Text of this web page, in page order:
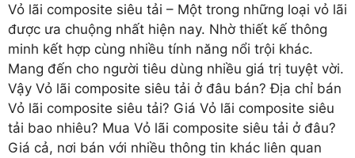
Vỏ lãi composite siêu tải – Một trong những loại vỏ lãi
được ưa chuộng nhất hiện nay. Nhờ thiết kế thông
minh kết hợp cùng nhiều tính năng nổi trội khác.
Mang đến cho người tiêu dùng nhiều giá trị tuyệt vời.
Vậy Vỏ lãi composite siêu tải ở đâu bán? Địa chỉ bán
Vỏ lãi composite siêu tải? Giá Vỏ lãi composite siêu
tải bao nhiêu? Mua Vỏ lãi composite siêu tải ở đâu?
Giá cả, nơi bán với nhiều thông tin khác liên quan